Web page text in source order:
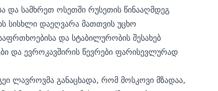
და სამხრეთ ოსეთში რუსეთის წინააღმდეგ
სისხლი დაეღვარა მათთვის უცხო
და სტაბილურობის შესახებ
და ევროკავშირის წევრები ფარისევლურად
ლავროვმა განაცხადა, რომ მოსკოვი მზადაა,